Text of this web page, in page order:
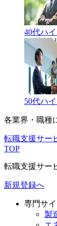
40代ハ
50代ハ
各業界・職種
転職支援サー
TOP
転職支援サー
新規登録へ
専門サイ
製